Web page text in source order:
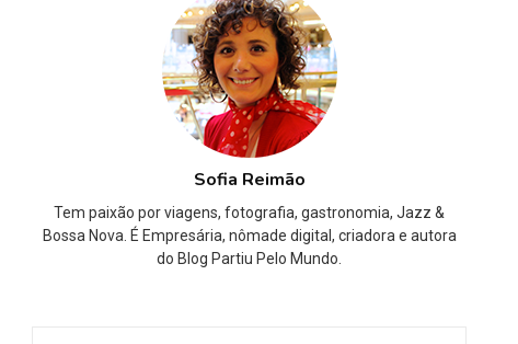
Sofia Reimão
Tem paixão por viagens, fotografia, gastronomia, Jazz &
Bossa Nova. É Empresária, nômade digital, criadora e autora
do Blog Partiu Pelo Mundo.